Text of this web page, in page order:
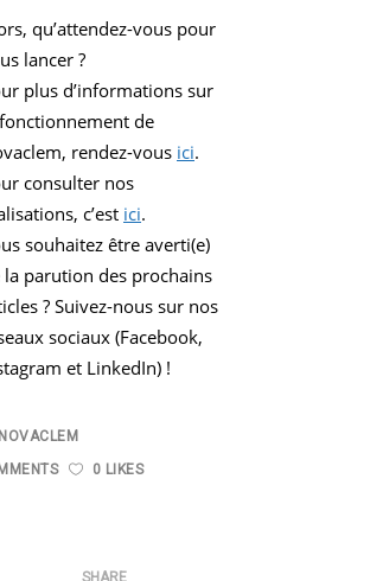
qu’attendez-vous pour
lancer ?
plus d’informations sur
de
rendez-vous ici.
consulter nos
c’est ici.
souhaitez être averti(e)
la parution des prochains
? Suivez-nous sur nos
sociaux (Facebook,
et LinkedIn) !
NOVACLEM
0 LIKES
SHARE